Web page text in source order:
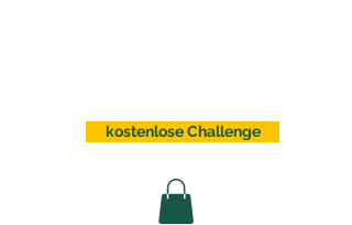
kostenlose Challenge